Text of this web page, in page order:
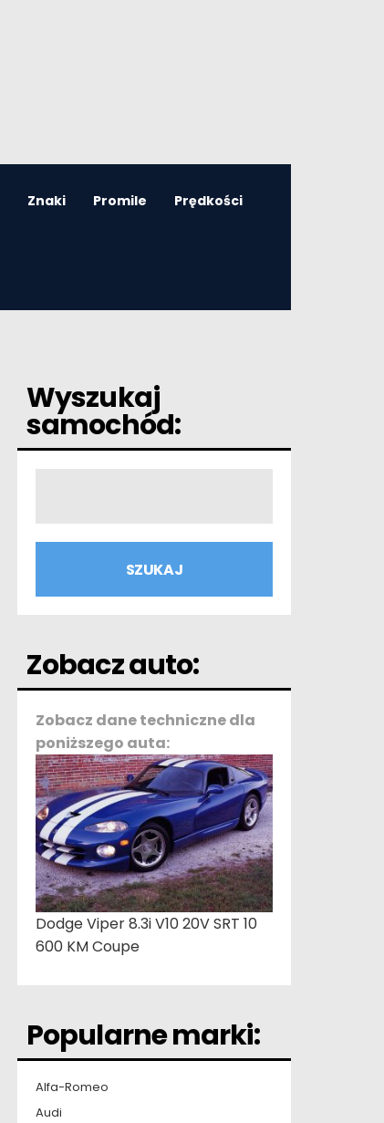
Znaki Promile Prędkości
Wyszukaj
samochód:
Zobacz auto:
Zobacz dane techniczne dla
poniższego auta:
Dodge Viper 8.3i V10 20V SRT 10
600 KM Coupe
Popularne marki:
Alfa-Romeo
Audi